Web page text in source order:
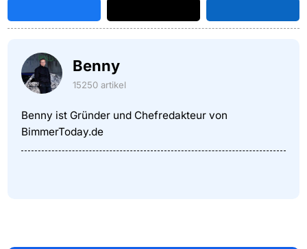
Benny
15250 artikel
Benny ist Gründer und Chefredakteur von
BimmerToday.de